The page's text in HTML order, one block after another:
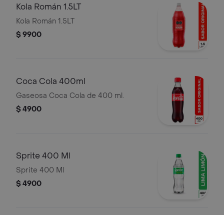
Kola Román 1.5LT
Kola Román 1.5LT
$ 9900
Coca Cola 400ml
Gaseosa Coca Cola de 400 ml.
$ 4900
Sprite 400 Ml
Sprite 400 Ml
$ 4900